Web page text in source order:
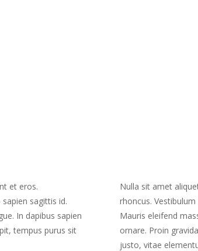
et eros.
sagittis id.
In dapibus sapien
tempus purus sit
Nulla sit amet
rhoncus.
Mauris eleifend
ornare. Proin
justo, vitae